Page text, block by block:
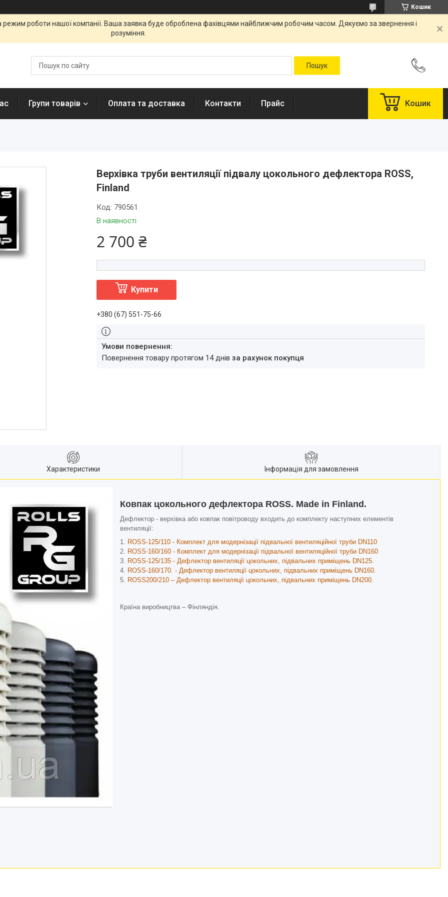
Кошик
режим роботи нашої компанії. Ваша заявка буде оброблена фахівцями найближчим робочим часом. Дякуємо за звернення і
розуміння.
Групи товарів Оплата та доставка Контакти Прайс Кошик
Верхівка труби вентиляції підвалу цокольного дефлектора ROSS,
Finland
В наявності
Код: 790561
2 700 ₴
Купити
+380 (67) 551-75-66
повернення товару протягом 14 днівза рахунок покупця
Характеристики Інформація для замовлення
Ковпак цокольного дефлектора ROSS. Made in Finland.
Дефлектор - верхівка або ковпак повітроводу входить до комплекту наступних елементів
вентиляції:
ROSS-125/110 - Комплект для модернізації підвальної вентиляційної труби DN110
ROSS-160/160 - Комплект для модернізації підвальної вентиляційної труби DN160
ROSS-125/135 - Дефлектор вентиляції цокольних, підвальних приміщень DN125
ROSS-160/170. - Дефлектор вентиляції цокольних, підвальних приміщень DN160
ROSS200/210 – Дефлектор вентиляції цокольних, підвальних приміщень DN200.
Країна виробництва – Фінляндія.